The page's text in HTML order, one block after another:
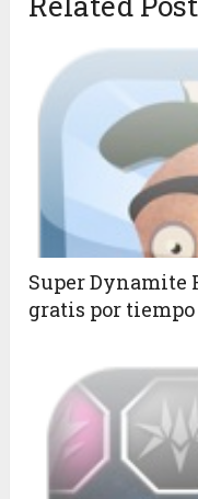
Super
gratis por